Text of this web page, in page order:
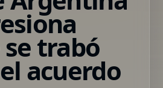
trabó
acuerdo